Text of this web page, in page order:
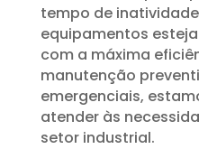
tempo de
equipamentos
com a máxima
manutenção
emergenciais,
atender às
setor industrial.